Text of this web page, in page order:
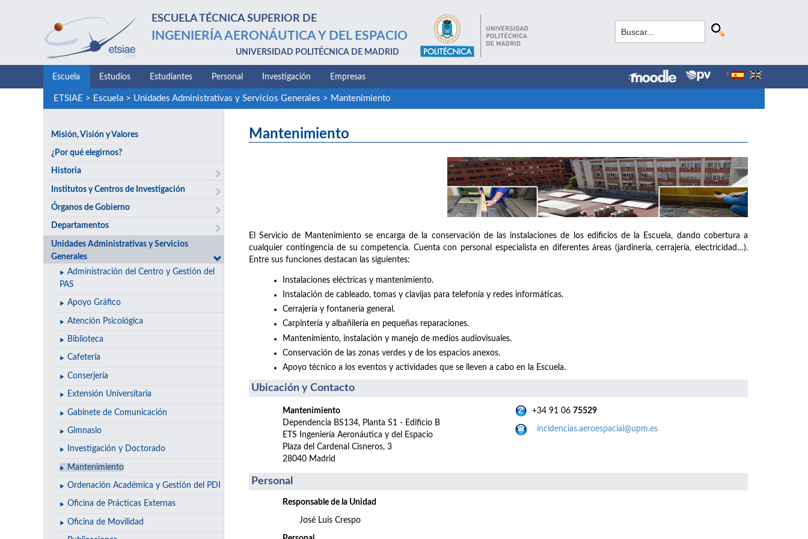
ESCUELA TÉCNICA SUPERIOR DE
INGENIERÍA AERONÁUTICA Y DEL ESPACIO
UNIVERSIDAD POLITÉCNICA DE MADRID
Escuela Estudios Estudiantes Personal Investigación Empresas
ETSIAE > Escuela> Unidades Administrativas y Servicios Generales > Mantenimiento
Misión, Visión y Valores
¿Por qué elegirnos?
Historia
Institutos y Centros de Investigación
Órganos de Gobierno
Departamentos
Unidades Administrativas y Servicios
Generales
Administración del Centro y Gestión del
PAS
Apoyo Gráfico
Atención Psicológica
Biblioteca
Cafetería
Conserjería
Extensión Universitaria
Gabinete de Comunicación
Gimnasio
Investigación y Doctorado
Mantenimiento
Ordenación Académica y Gestión del PDI
Oficina de Prácticas Externas
Oficina de Movilidad
Mantenimiento
El Servicio de Mantenimiento se encarga de la conservación de las instalaciones de los edificios de la Escuela, dando cobertura a
cualquier contingencia de su competencia. Cuenta con personal especialista en diferentes áreas (jardinería, cerrajería, electricidad…).
Entre sus funciones destacan las siguientes:
Instalaciones eléctricas y mantenimiento.
Instalación de cableado, tomas y clavijas para telefonía y redes informáticas.
Cerrajería y fontanería general.
Carpintería y albañilería en pequeñas reparaciones.
Mantenimiento, instalación y manejo de medios audiovisuales.
Conservación de las zonas verdes y de los espacios anexos.
Apoyo técnico a los eventos y actividades que se lleven a cabo en la Escuela.
Ubicación y Contacto
Mantenimiento
Dependencia BS134, Planta S1 - Edificio B
ETS Ingeniería Aeronáutica y del Espacio
Plaza del Cardenal Cisneros, 3
28040 Madrid
+34 91 06 75529
incidencias.aeroespacial@upm.es
Personal
Responsable de la Unidad
José Luis Crespo